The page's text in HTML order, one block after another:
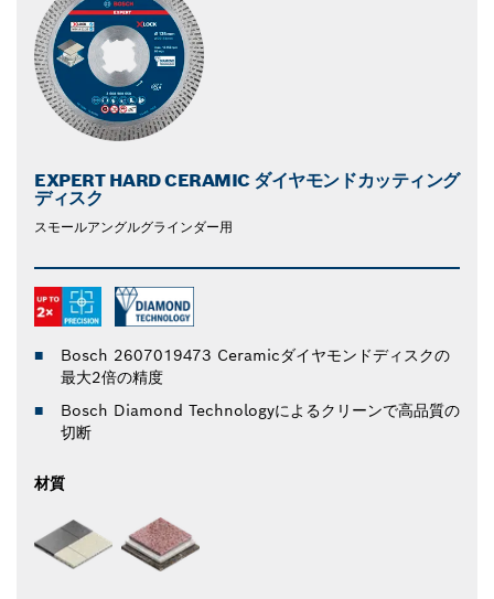
EXPERT HARD CERAMIC ダイヤモンドカッティング
ディスク
スモールアングルグラインダー用
Bosch 2607019473 Ceramicダイヤモンドディスクの
最大2倍の精度
Bosch Diamond Technologyによるクリーンで高品質の
切断
材質